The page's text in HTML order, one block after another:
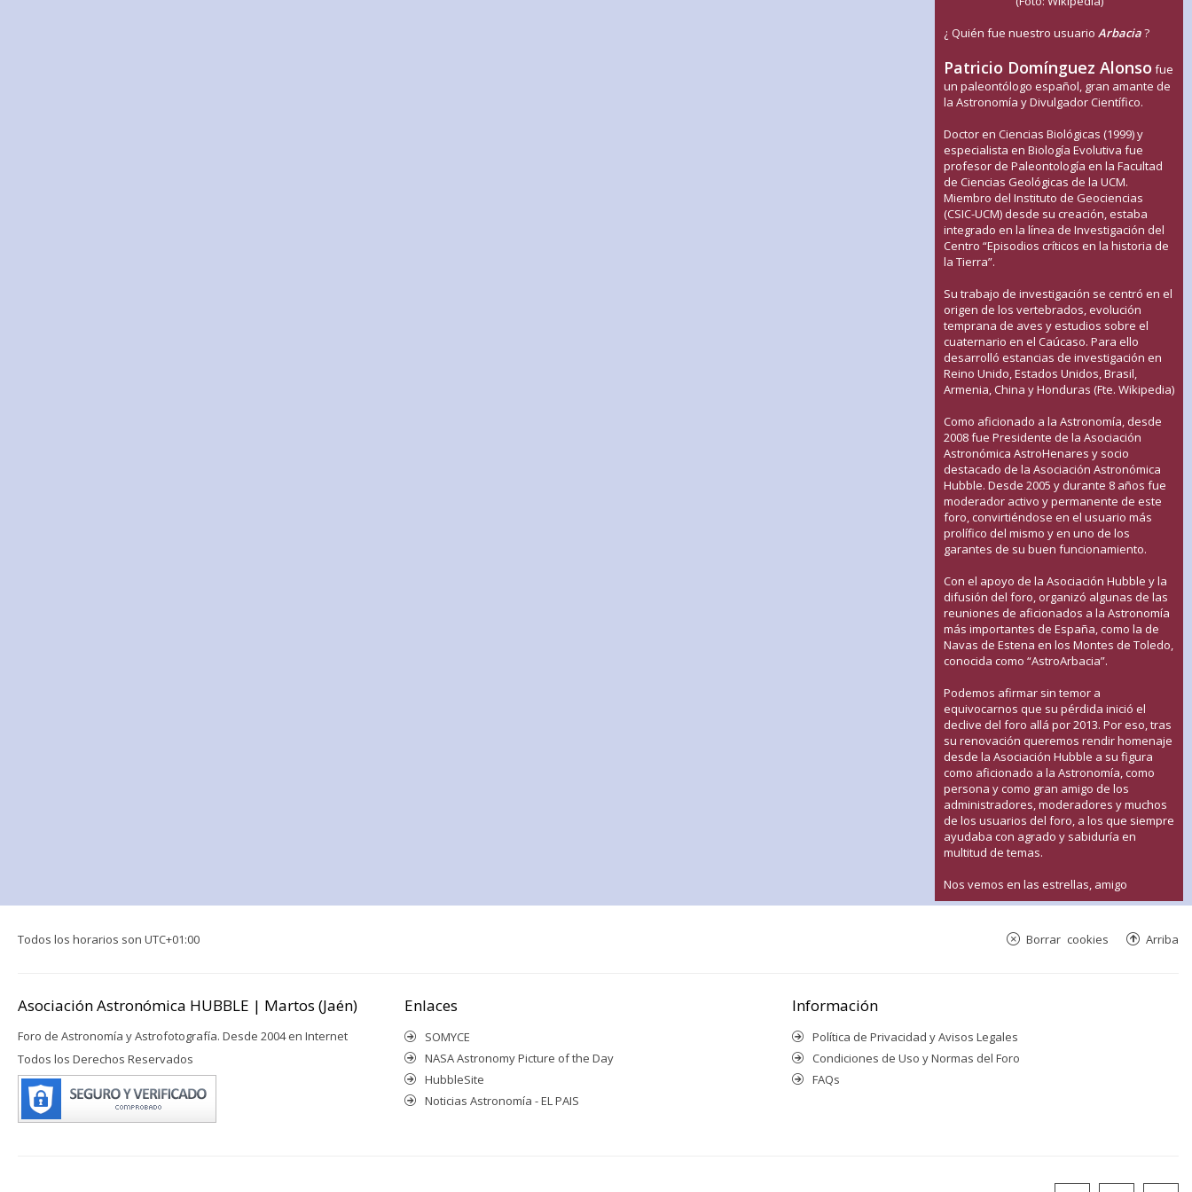
¿ Quién fue nuestro usuario Arbacia?
Patricio Domínguez Alonso fue
un paleontólogo español, gran amante de
la Astronomía y Divulgador Científico.
Doctor en Ciencias Biológicas (1999) y
especialista en Biología Evolutiva fue
profesor de Paleontología en la Facultad
de Ciencias Geológicas de la UCM.
Miembro del Instituto de Geociencias
(CSIC-UCM) desde su creación, estaba
integrado en la línea de Investigación del
Centro “Episodios críticos en la historia de
la Tierra”.
Su trabajo de investigación se centró en el
origen de los vertebrados, evolución
temprana de aves y estudios sobre el
cuaternario en el Caúcaso. Para ello
desarrolló estancias de investigación en
Reino Unido, Estados Unidos, Brasil,
Armenia, China y Honduras (Fte. Wikipedia)
Como aficionado a la Astronomía, desde
2008 fue Presidente de la Asociación
Astronómica AstroHenares y socio
destacado de la Asociación Astronómica
Hubble. Desde 2005 y durante 8 años fue
moderador activo y permanente de este
foro, convirtiéndose en el usuario más
prolífico del mismo y en uno de los
garantes de su buen funcionamiento.
Con el apoyo de la Asociación Hubble y la
difusión del foro, organizó algunas de las
reuniones de aficionados a la Astronomía
más importantes de España, como la de
Navas de Estena en los Montes de Toledo,
conocida como “AstroArbacia”.
Podemos afirmar sin temor a
equivocarnos que su pérdida inició el
declive del foro allá por 2013. Por eso, tras
su renovación queremos rendir homenaje
desde la Asociación Hubble a su figura
como aficionado a la Astronomía, como
persona y como gran amigo de los
administradores, moderadores y muchos
de los usuarios del foro, a los que siempre
ayudaba con agrado y sabiduría en
multitud de temas.
Nos vemos en las estrellas, amigo
Todos los horarios son UTC+01:00 Arriba
Borrar cookies
Asociación Astronómica HUBBLE | Martos (Jaén)
Foro de Astronomía y Astrofotografía. Desde 2004 en Internet
Todos los Derechos Reservados
Enlaces
SOMYCE
NASA Astronomy Picture of the Day
HubbleSite
Noticias Astronomía - EL PAIS
Información
Política de Privacidad y Avisos Legales
Condiciones de Uso y Normas del Foro
FAQs